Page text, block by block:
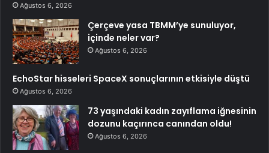
Ağustos 6, 2026
Çerçeve yasa TBMM’ye sunuluyor,
içinde neler var?
Ağustos 6, 2026
EchoStar hisseleri SpaceX sonuçlarının etkisiyle düştü
Ağustos 6, 2026
73 yaşındaki kadın zayıflama iğnesinin
dozunu kaçırınca canından oldu!
Ağustos 6, 2026